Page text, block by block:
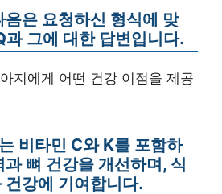
음은 요청하신 형식에 맞
과 그에 대한 답변입니다.
지에게 어떤 건강 이점을 제공
비타민 C와 K를 포함하
뼈 건강을 개선하며, 식
건강에 기여합니다.